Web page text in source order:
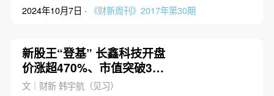
2024年10月7日 · 《财新周刊》2017年第30期
新股王“登基” 长鑫科技开盘
价涨超470%、市值突破3万
亿、中一签赚2万(含视频)
文｜财新 韩宇航（见习）